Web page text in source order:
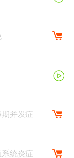
期并发症
系统炎症